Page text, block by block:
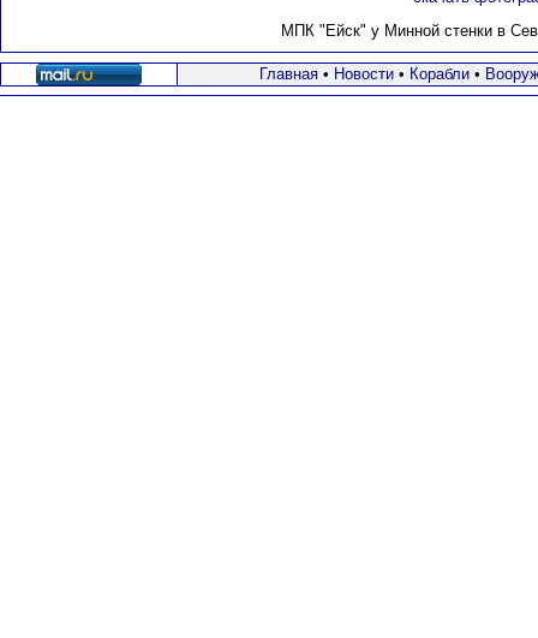
МПК "Ейск" у Минной стенки в
Главная• Новости• Корабли•